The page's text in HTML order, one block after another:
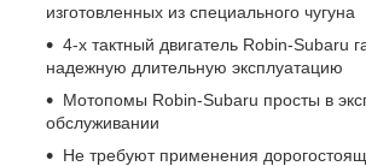
изготовленных из специального чугуна
4-х тактный двигатель Robin-Subaru
надежную длительную эксплуатацию
Мотопомы Robin-Subaru просты в
обслуживании
Не требуют применения